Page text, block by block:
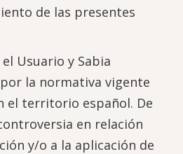
de las presentes
Usuario y Sabia
la normativa vigente
el territorio español. De
en relación
y/o a la aplicación de